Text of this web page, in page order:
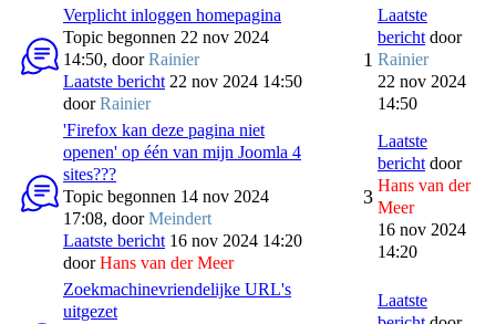
Verplicht inloggen homepagina
Topic begonnen 22 nov 2024
14:50, doorRainier
Laatste bericht 22 nov 2024 14:50
doorRainier
1
Laatste
bericht door
Rainier
22 nov 2024
14:50
'Firefox kan deze pagina niet
openen' op één van mijn Joomla 4
sites???
Topic begonnen 14 nov 2024
17:08, doorMeindert
Laatste bericht 16 nov 2024 14:20
doorHans van der Meer
3
Laatste
bericht door
Hans van der
Meer
16 nov 2024
14:20
Zoekmachinevriendelijke URL's
uitgezet
Laatste